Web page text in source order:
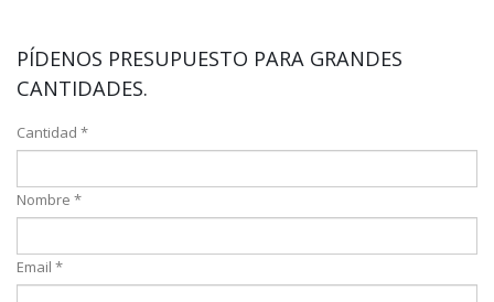
PÍDENOS PRESUPUESTO PARA GRANDES
CANTIDADES.
Cantidad *
Nombre *
Email *